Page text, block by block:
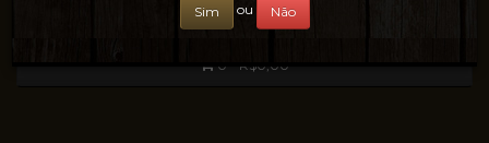
0 - R$0,00
Sim ou Não